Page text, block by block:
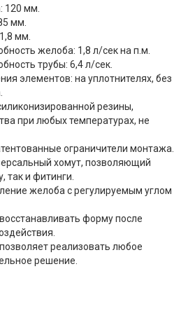
120 мм.
мм.
мм.
желоба: 1,8 л/сек на п.м.
трубы: 6,4 л/сек.
элементов: на уплотнителях, без
резины,
при любых температурах, не
ограничители монтажа.
хомут, позволяющий
так и фитинги.
желоба с регулируемым углом
форму после
реализовать любое
решение.